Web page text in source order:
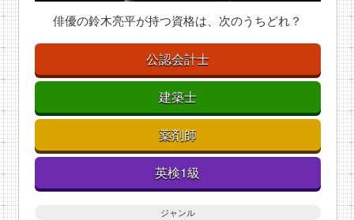
俳優の鈴木亮平が持つ資格は、次のうちどれ？
公認会計士
建築士
薬剤師
英検1級
ジャンル